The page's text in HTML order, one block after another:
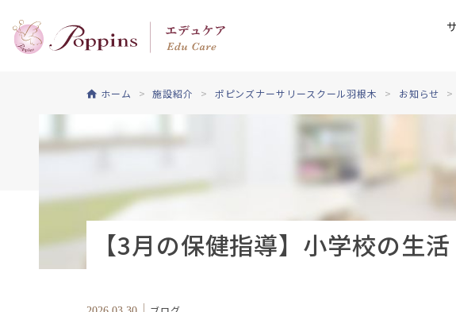
ホーム 施設紹介 ポピンズナーサリースクール羽根木 お知らせ
【3月の保健指導】小学校の生活